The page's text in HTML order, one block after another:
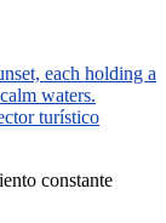
turístico
constante